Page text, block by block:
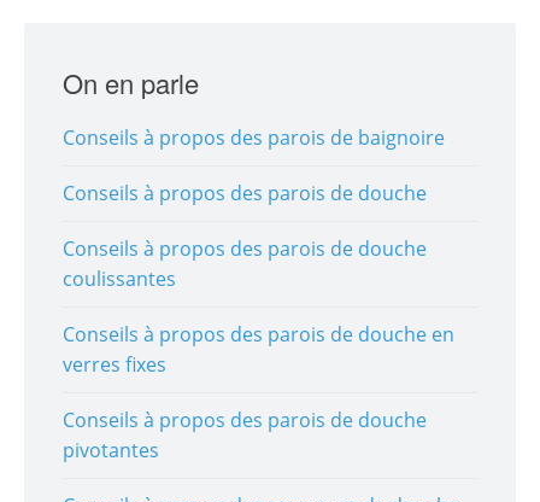
On en parle
Conseils à propos des parois de baignoire
Conseils à propos des parois de douche
Conseils à propos des parois de douche
coulissantes
Conseils à propos des parois de douche en
verres fixes
Conseils à propos des parois de douche
pivotantes